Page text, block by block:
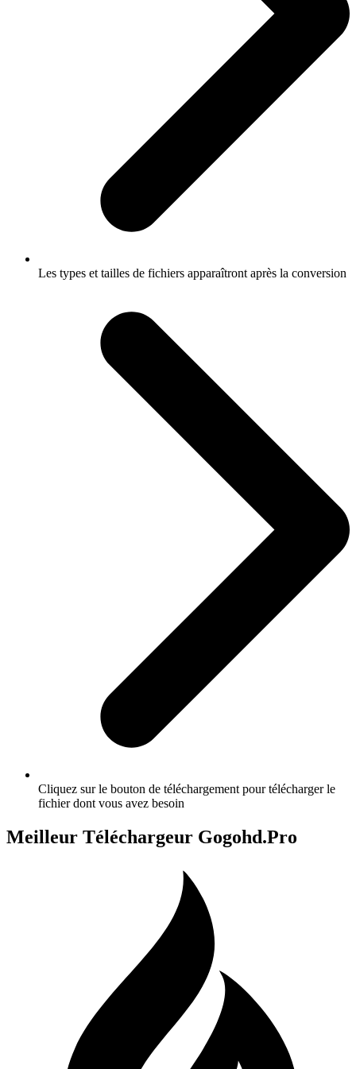
Les types et tailles de fichiers apparaîtront après la conversion
Cliquez sur le bouton de téléchargement pour télécharger le
fichier dont vous avez besoin
Meilleur Téléchargeur Gogohd.Pro